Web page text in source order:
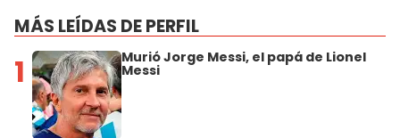
MÁS LEÍDAS DE PERFIL
1 Murió Jorge Messi, el papá de Lionel
Messi